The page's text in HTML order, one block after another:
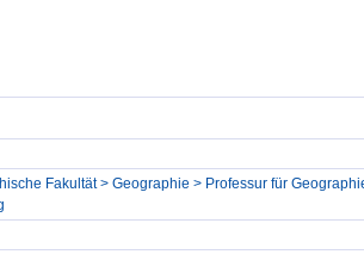
Fakultät > Geographie > Professur für